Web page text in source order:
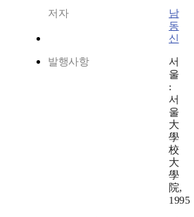
저자
남
동
신
발행사항
서
울
:
서
울
大
學
校
大
學
院,
1995